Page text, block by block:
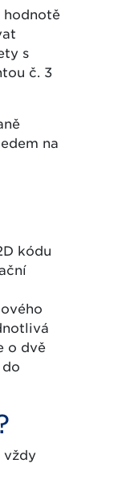
hodnotě
s
č. 3
na
kódu
o dvě
vždy